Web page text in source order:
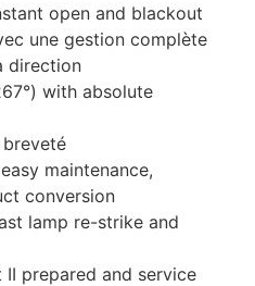
open and blackout
une gestion complète
direction
with absolute
breveté
maintenance,
conversion
lamp re-strike and
II prepared and service